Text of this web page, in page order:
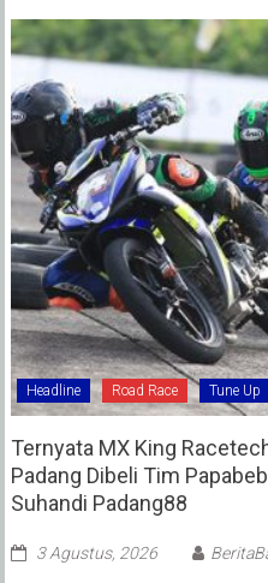
Headline Road Race Tune Up
Ternyata MX King
Padang Dibeli Tim
Suhandi Padang88
3 Agustus, 2026